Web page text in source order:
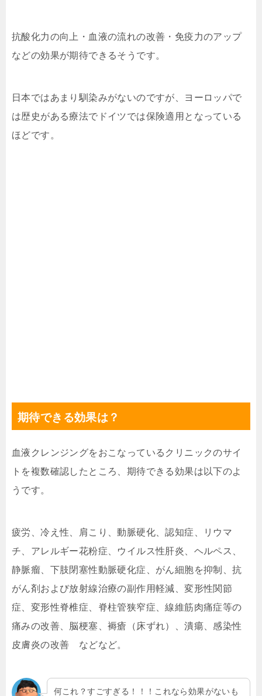
抗酸化力の向上・血液の流れの改善・免疫力のアップ
などの効果が期待できるそうです。
日本ではあまり馴染みがないのですが、ヨーロッパで
は歴史がある療法でドイツでは保険適用となっている
ほどです。
期待できる効果は？
血液クレンジングをおこなっているクリニックのサイ
トを複数確認したところ、期待できる効果は以下のよ
うです。
疲労、冷え性、肩こり、動脈硬化、認知症、リウマ
チ、アレルギー花粉症、ウイルス性肝炎、ヘルペス、
静脈瘤、下肢閉塞性動脈硬化症、がん細胞を抑制、抗
がん剤および放射線治療の副作用軽減、変形性関節
症、変形性脊椎症、脊柱管狭窄症、線維筋肉痛症等の
痛みの改善、脳梗塞、褥瘡（床ずれ）、潰瘍、感染性
皮膚炎の改善 などなど。
何これ？すごすぎる！！！これなら効果がないも